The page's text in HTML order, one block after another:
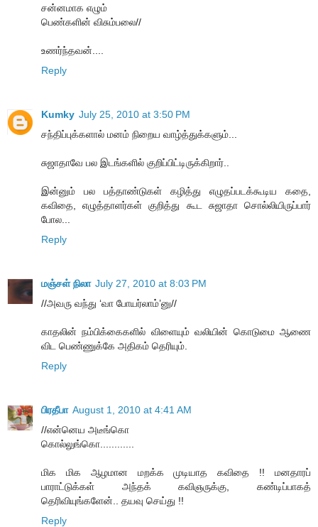
சன்னமாக எழும்
பெண்களின் விசும்பலை//
உணர்ந்தவன்....
Reply
Kumky July 25, 2010 at 3:50 PM
சந்திப்புக்களால் மனம் நிறைய வாழ்த்துக்களும்...
சுஜாதாவே பல இடங்களில் குறிப்பிட்டிருக்கிறார்..
இன்னும் பல பத்தாண்டுகள் கழித்து எழுதப்படக்கூடிய கதை,
கவிதை, எழுத்தாளர்கள் குறித்து கூட சுஜாதா சொல்லியிருப்பார்
போல...
Reply
மஞ்சள் நிலா July 27, 2010 at 8:03 PM
//அவரு வந்து ‘வா போயர்லாம்’னு//
காதலின் நம்பிக்கைகளில் விளையும் வலியின் கொடுமை ஆணை
விட பெண்ணுக்கே அதிகம் தெரியும்.
Reply
பிரதீபா August 1, 2010 at 4:41 AM
//என்னெய அடீங்கொ
கொல்லுங்கொ............
மிக மிக ஆழமான மறக்க முடியாத கவிதை !! மனதாரப்
பாராட்டுக்கள் அந்தக் கவிஞருக்கு, கண்டிப்பாகத்
தெரிவியுங்களேன்.. தயவு செய்து !!
Reply